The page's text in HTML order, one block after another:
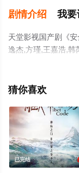
剧情介绍 我要
天堂影视国产剧《
逸杰,方瑾,王嘉浩,
剧，大结局剧情已
移步至豆瓣电视剧、
猜你喜欢
已完结